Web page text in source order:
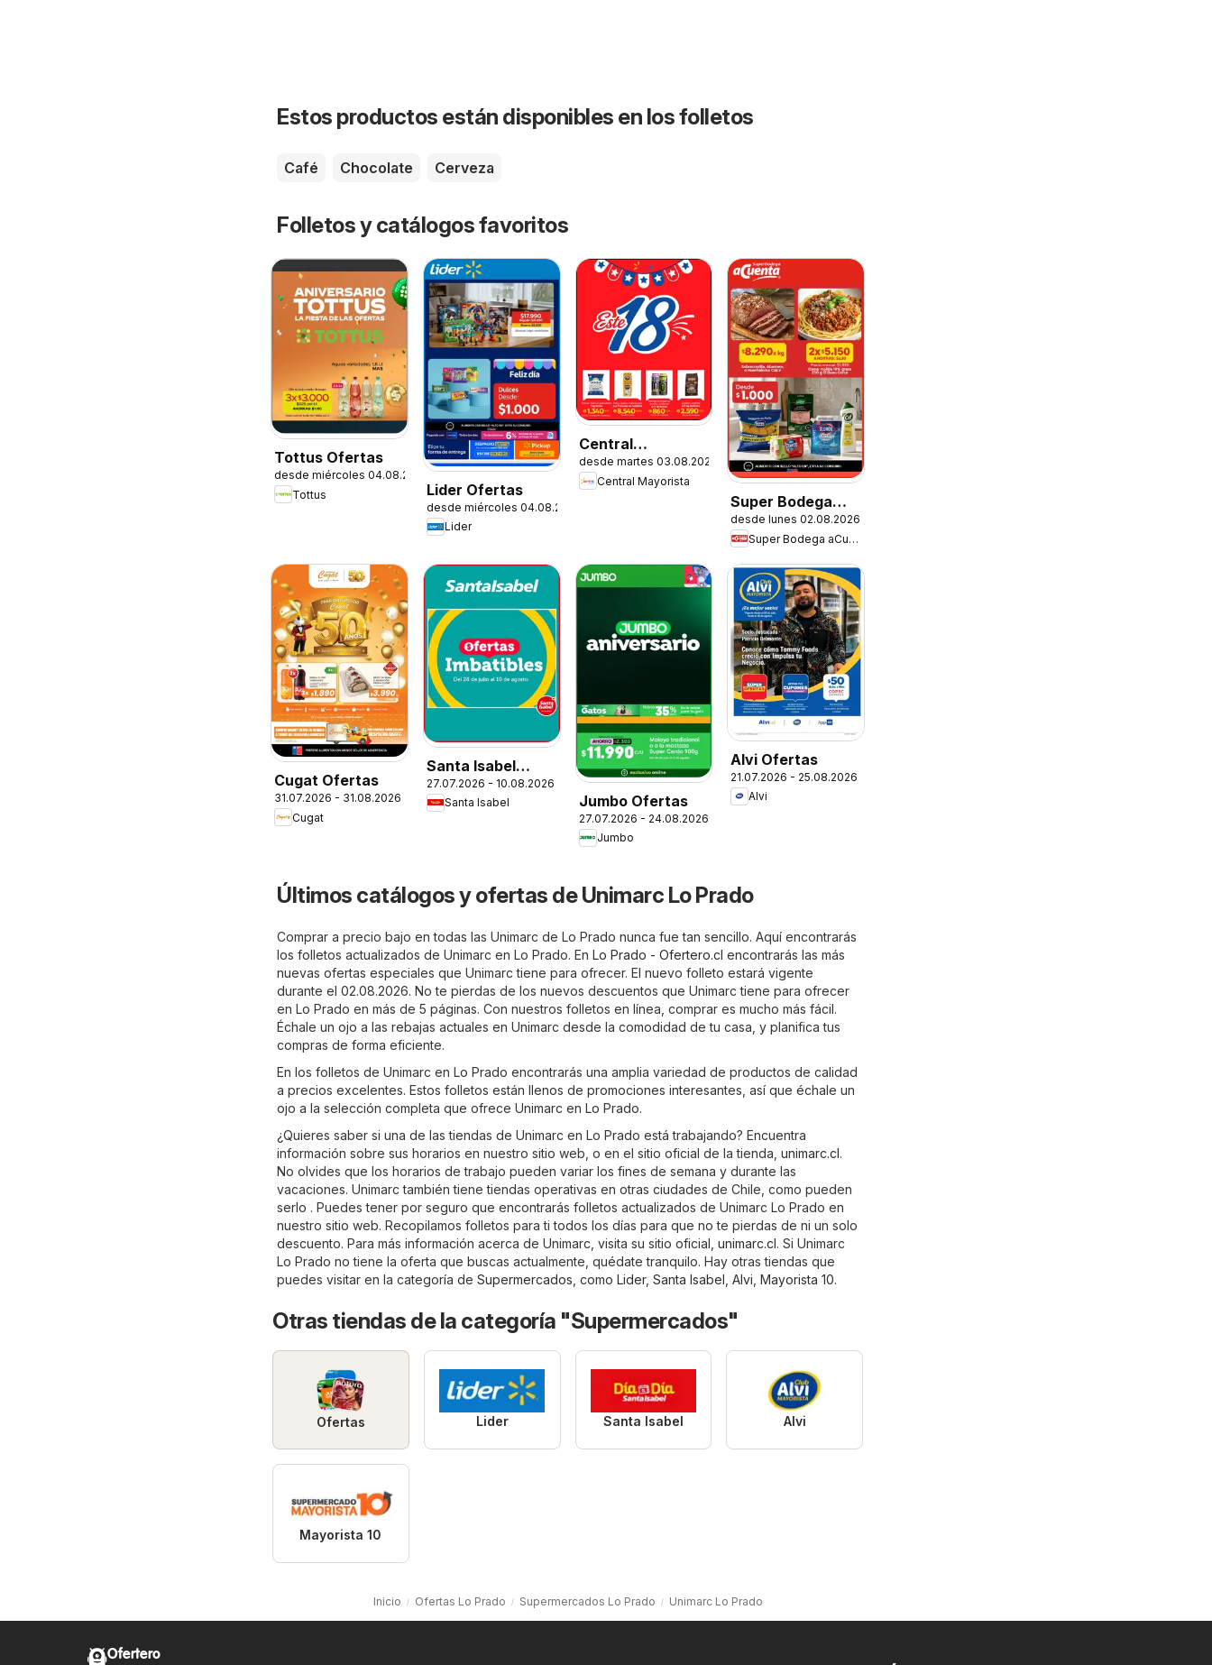
Estos productos están disponibles en los folletos
Café Chocolate Cerveza
Folletos y catálogos favoritos
Tottus Ofertas
desde miércoles 04.08.2026
Tottus
Lider Ofertas
desde miércoles 04.08.2026
Lider
Central
Mayorista
Ofertas
desde martes 03.08.2026
Central Mayorista
Super Bodega
aCuenta Ofertas
desde lunes 02.08.2026
Super Bodega aCuenta
Cugat Ofertas
31.07.2026 - 31.08.2026
Cugat
Santa Isabel
Ofertas
27.07.2026 - 10.08.2026
Santa Isabel
Jumbo Ofertas
27.07.2026 - 24.08.2026
Jumbo
Alvi Ofertas
21.07.2026 - 25.08.2026
Alvi
Últimos catálogos y ofertas de Unimarc Lo Prado
Comprar a precio bajo en todas las Unimarc de Lo Prado nunca fue tan sencillo. Aquí encontrarás
los folletos actualizados de Unimarc en Lo Prado. En Lo Prado - Ofertero.cl encontrarás las más
nuevas ofertas especiales que Unimarc tiene para ofrecer. El nuevo folleto estará vigente
durante el 02.08.2026. No te pierdas de los nuevos descuentos que Unimarc tiene para ofrecer
en Lo Prado en más de 5 páginas. Con nuestros folletos en línea, comprar es mucho más fácil.
Échale un ojo a las rebajas actuales en Unimarc desde la comodidad de tu casa, y planifica tus
compras de forma eficiente.
En los folletos de Unimarc en Lo Prado encontrarás una amplia variedad de productos de calidad
a precios excelentes. Estos folletos están llenos de promociones interesantes, así que échale un
ojo a la selección completa que ofrece Unimarc en Lo Prado.
¿Quieres saber si una de las tiendas de Unimarc en Lo Prado está trabajando? Encuentra
información sobre sus horarios en nuestro sitio web, o en el sitio oficial de la tienda, unimarc.cl.
No olvides que los horarios de trabajo pueden variar los fines de semana y durante las
vacaciones. Unimarc también tiene tiendas operativas en otras ciudades de Chile, como pueden
serlo . Puedes tener por seguro que encontrarás folletos actualizados de Unimarc Lo Prado en
nuestro sitio web. Recopilamos folletos para ti todos los días para que no te pierdas de ni un solo
descuento. Para más información acerca de Unimarc, visita su sitio oficial, unimarc.cl. Si Unimarc
Lo Prado no tiene la oferta que buscas actualmente, quédate tranquilo. Hay otras tiendas que
puedes visitar en la categoría de Supermercados , como Lider, Santa Isabel Alvi Mayorista 10.
Otras tiendas de la categoría "Supermercados"
Ofertas Lider Santa Isabel Alvi
Mayorista 10
Inicio Ofertas Lo Prado Supermercados Lo Prado Unimarc Lo Prado
Ofertero